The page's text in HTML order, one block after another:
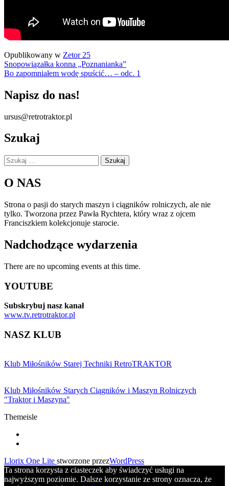
Opublikowany w Zetor 25
Nawigacja
wpisu
Snopowiązałka konna „Poznanianka”
Bo zapomniałem wodę spuścić… – odc. 1
Napisz do nas!
ursus@retrotraktor.pl
Szukaj
Szukaj:
O NAS
Strona o pasji do starych maszyn i ciągników rolniczych, ale nie
tylko. Tworzona przez Pawła Rychtera, który wraz z ojcem
Franciszkiem kolekcjonuje starocie.
Nadchodzące wydarzenia
There are no upcoming events at this time.
YOUTUBE
Subskrybuj nasz kanał
www.tv.retrotraktor.pl
NASZ KLUB
Klub Miłośników Starej Techniki RetroTRAKTOR
Klub Miłośników Starych Ciągników i Maszyn Rolniczych
"Traktor i Maszyna"
Themeisle
Drugie
menu
Llorix One Lite stworzone przezWordPress
Ta strona korzysta z ciasteczek aby świadczyć usługi na
najwyższym poziomie. Dalsze korzystanie ze strony oznacza, że